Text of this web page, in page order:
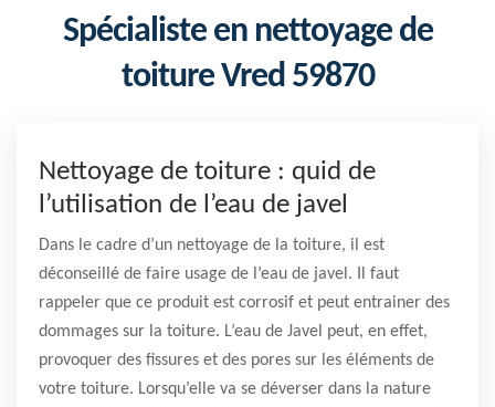
Spécialiste en nettoyage de
toiture Vred 59870
Nettoyage de toiture : quid de
l’utilisation de l’eau de javel
Dans le cadre d’un nettoyage de la toiture, il est
déconseillé de faire usage de l’eau de javel. Il faut
rappeler que ce produit est corrosif et peut entrainer des
dommages sur la toiture. L’eau de Javel peut, en effet,
provoquer des fissures et des pores sur les éléments de
votre toiture. Lorsqu’elle va se déverser dans la nature